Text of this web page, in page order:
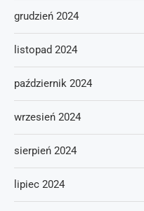
grudzień 2024
listopad 2024
październik 2024
wrzesień 2024
sierpień 2024
lipiec 2024